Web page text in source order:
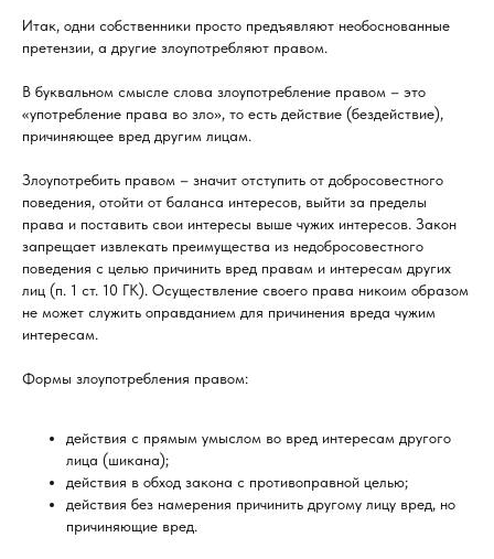
Итак, одни собственники просто предъявляют необоснованные
претензии, а другие злоупотребляют правом.
В буквальном смысле слова злоупотребление правом – это
«употребление права во зло», то есть действие (бездействие),
причиняющее вред другим лицам.
Злоупотребить правом – значит отступить от добросовестного
поведения, отойти от баланса интересов, выйти за пределы
права и поставить свои интересы выше чужих интересов. Закон
запрещает извлекать преимущества из недобросовестного
поведения с целью причинить вред правам и интересам других
лиц (п. 1 ст. 10 ГК). Осуществление своего права никоим образом
не может служить оправданием для причинения вреда чужим
интересам.
Формы злоупотребления правом:
действия с прямым умыслом во вред интересам другого
лица (шикана);
действия в обход закона с противоправной целью;
действия без намерения причинить другому лицу вред, но
причиняющие вред.